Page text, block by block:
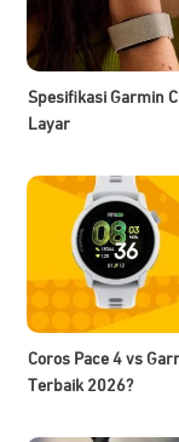
Spesifikasi Garmin
Layar
Coros Pace 4 vs
Terbaik 2026?